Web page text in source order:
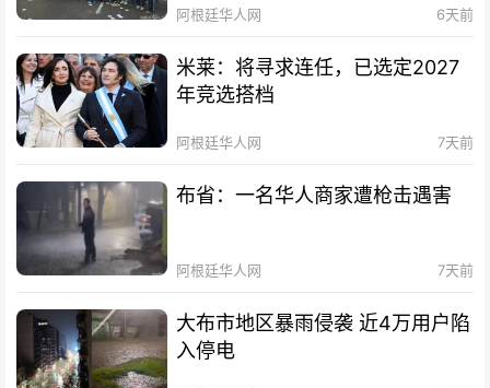
阿根廷华人网 6天前
米莱：将寻求连任，已选定2027
年竞选搭档
阿根廷华人网 7天前
布省：一名华人商家遭枪击遇害
阿根廷华人网 7天前
大布市地区暴雨侵袭 近4万用户陷
入停电